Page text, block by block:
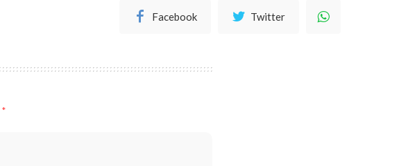
Facebook Twitter
*